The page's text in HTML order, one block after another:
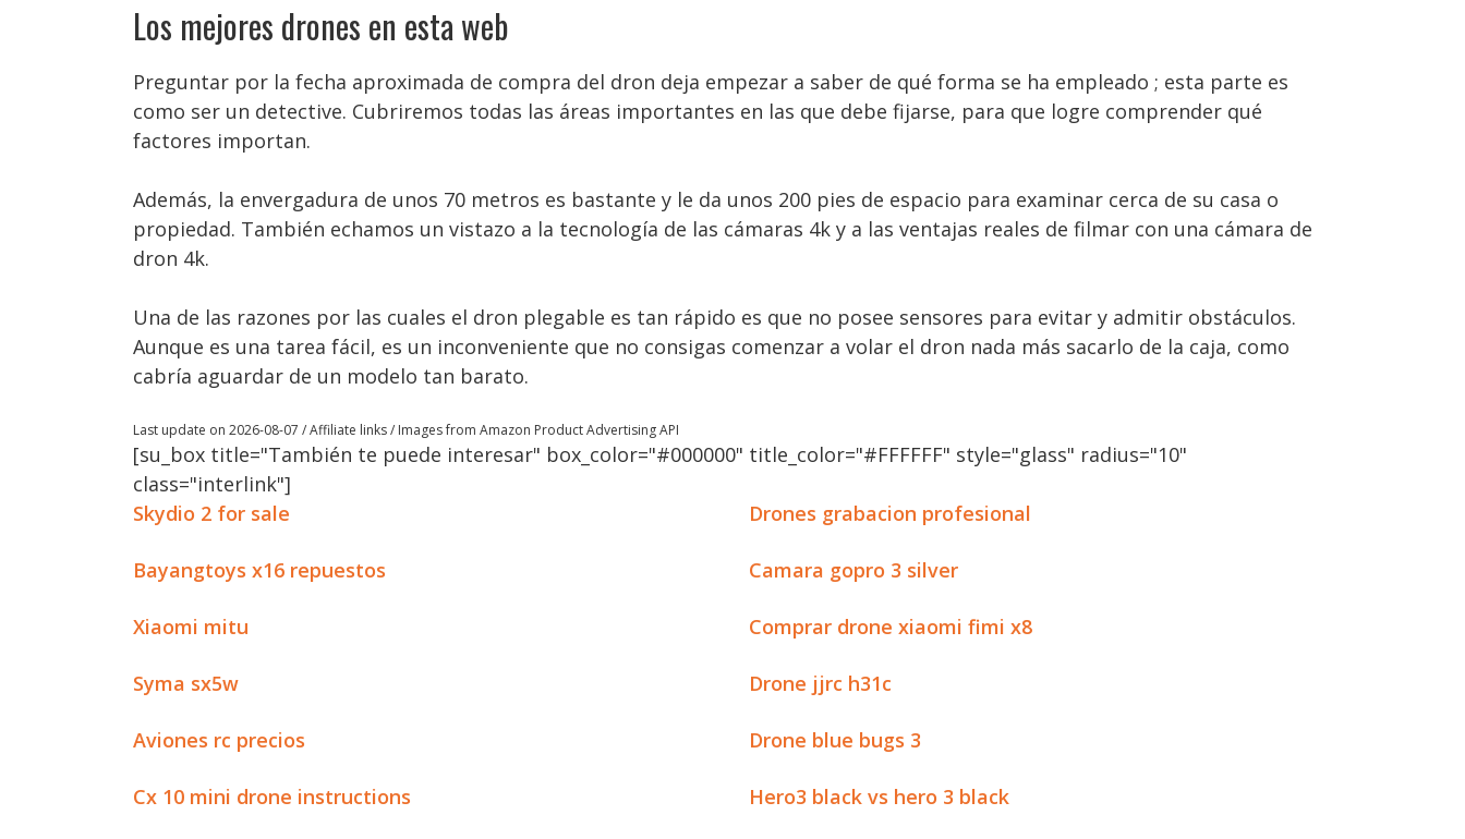
Los mejores drones en esta web
Preguntar por la fecha aproximada de compra del dron deja empezar a saber de qué forma se ha empleado ; esta parte es
como ser un detective. Cubriremos todas las áreas importantes en las que debe fijarse, para que logre comprender qué
factores importan.
Además, la envergadura de unos 70 metros es bastante y le da unos 200 pies de espacio para examinar cerca de su casa o
propiedad. También echamos un vistazo a la tecnología de las cámaras 4k y a las ventajas reales de filmar con una cámara de
dron 4k.
Una de las razones por las cuales el dron plegable es tan rápido es que no posee sensores para evitar y admitir obstáculos.
Aunque es una tarea fácil, es un inconveniente que no consigas comenzar a volar el dron nada más sacarlo de la caja, como
cabría aguardar de un modelo tan barato.
Last update on 2026-08-07 / Affiliate links / Images from Amazon Product Advertising API
[su_box title="También te puede interesar" box_color="#000000" title_color="#FFFFFF" style="glass" radius="10"
class="interlink"]
Skydio 2 for sale
Drones grabacion profesional
Bayangtoys x16 repuestos Camara gopro 3 silver
Xiaomi mitu Comprar drone xiaomi fimi x8
Syma sx5w Drone jjrc h31c
Aviones rc precios Drone blue bugs 3
Cx 10 mini drone instructions Hero3 black vs hero 3 black